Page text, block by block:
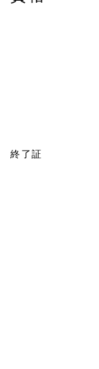
宅地建
一級土
二級造
監理技
事業内検
終了証
その他 （
・車両系
・車両系
・玉掛
・職長
・地山
・土留